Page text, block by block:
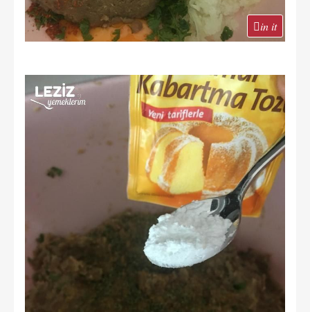
in it